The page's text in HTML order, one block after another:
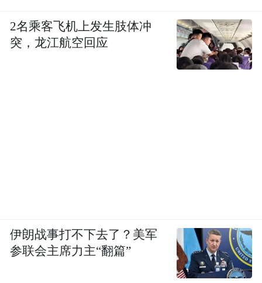
2名乘客飞机上发生肢体冲
突，龙江航空回应
伊朗战事打不下去了？美军
参联会主席力主“翻篇”